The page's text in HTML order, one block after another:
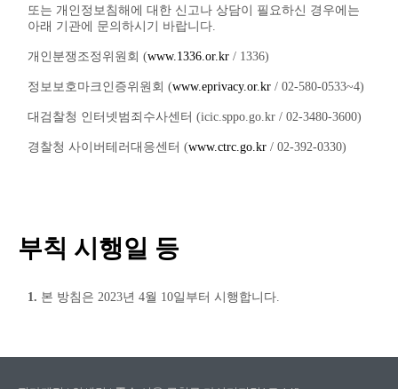
또는 개인정보침해에 대한 신고나 상담이 필요하신 경우에는
아래 기관에 문의하시기 바랍니다.
개인분쟁조정위원회 (www.1336.or.kr / 1336)
정보보호마크인증위원회 (www.eprivacy.or.kr / 02-580-0533~4)
대검찰청 인터넷범죄수사센터 (icic.sppo.go.kr / 02-3480-3600)
경찰청 사이버테러대응센터 (www.ctrc.go.kr / 02-392-0330)
부칙 시행일 등
1. 본 방침은 2023년 4월 10일부터 시행합니다.